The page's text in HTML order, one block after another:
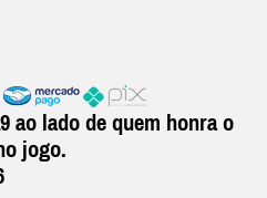
ao lado de quem honra o
jogo.